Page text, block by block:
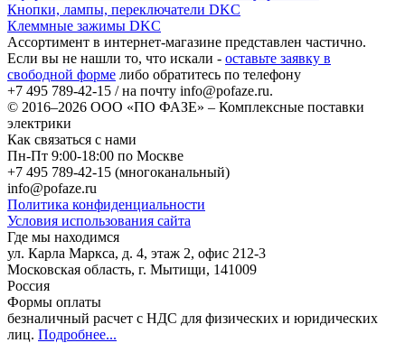
Кнопки, лампы, переключатели DKC
Клеммные зажимы DKC
Ассортимент в интернет-магазине представлен частично.
Если вы не нашли то, что искали - оставьте заявку в
свободной форме либо обратитесь по телефону
+7 495 789-42-15 / на почту info@pofaze.ru.
© 2016–2026 ООО «ПО ФАЗЕ» – Комплексные поставки
электрики
Как связаться с нами
Пн-Пт 9:00-18:00 по Москве
+7 495 789-42-15 (многоканальный)
info@pofaze.ru
Политика конфиденциальности
Условия использования сайта
Где мы находимся
ул. Карла Маркса, д. 4, этаж 2, офис 212-3
Московская область, г. Мытищи, 141009
Россия
Формы оплаты
безналичный расчет с НДС для физических и юридических
лиц. Подробнее...